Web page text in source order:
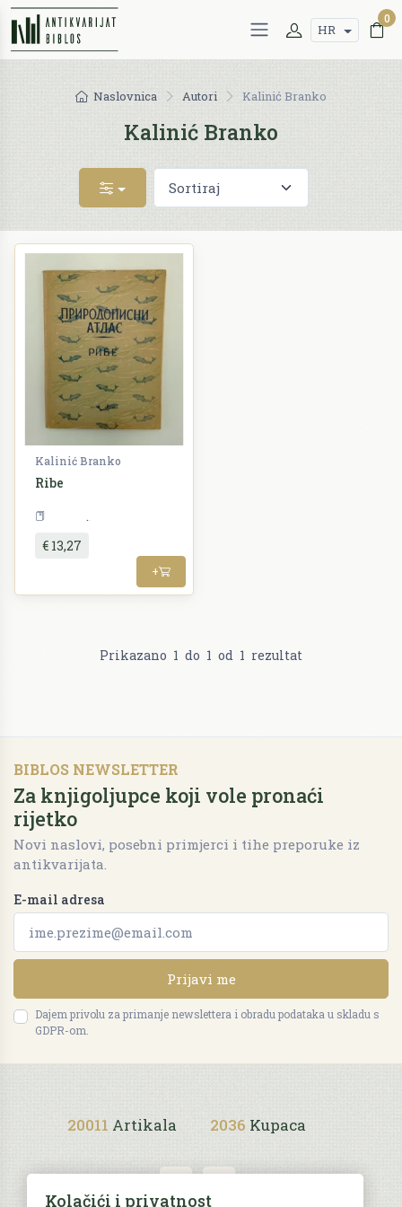
HR
0
Naslovnica Autori Kalinić Branko
Kalinić Branko
Kalinić Branko
Ribe
€ 13,27
+
Prikazano 1 do 1 od 1 rezultat
BIBLOS NEWSLETTER
Za knjigoljupce koji vole pronaći
rijetko
Novi naslovi, posebni primjerci i tihe preporuke iz
antikvarijata.
E-mail adresa
Prijavi me
Dajem privolu za primanje newslettera i obradu podataka u skladu s
GDPR-om.
20011 Artikala 2036 Kupaca
Kolačići i privatnost